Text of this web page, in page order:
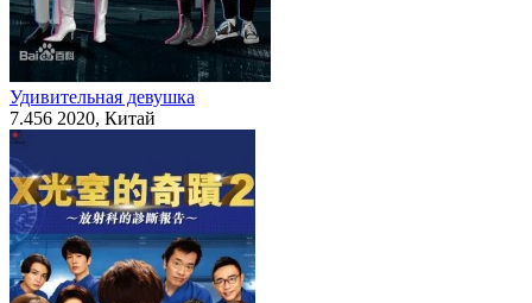
Удивительная девушка
7.456 2020, Китай